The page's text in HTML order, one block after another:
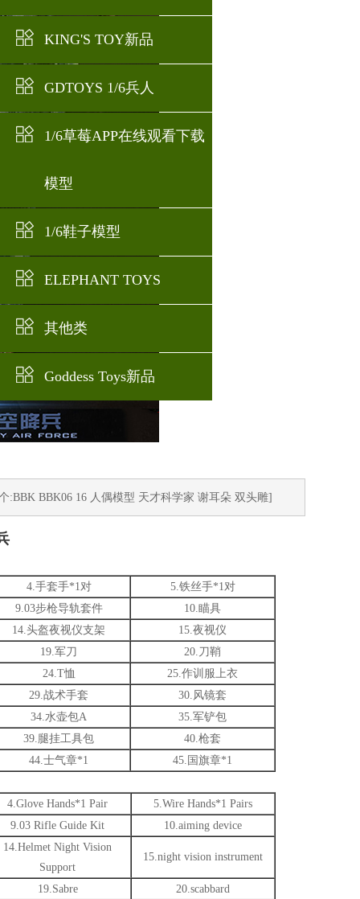
KING'S TOY新品
GDTOYS 1/6兵人
1/6草莓APP在线观看下载
模型
1/6鞋子模型
ELEPHANT TOYS
其他类
Goddess Toys新品
:BBK BBK06 16 人偶模型 天才科学家 谢耳朵 双头雕]
4.手套手*1对
5.铁丝手*1对
9.03步枪导轨套件
10.瞄具
14.头盔夜视仪支架
15.夜视仪
19.军刀
20.刀鞘
24.T恤
25.作训服上衣
29.战术手套
30.风镜套
34.水壶包A
35.军铲包
39.腿挂工具包
40.枪套
44.士气章*1
45.国旗章*1
4.Glove Hands*1 Pair
5.Wire Hands*1 Pairs
9.03 Rifle Guide Kit
10.aiming device
14.Helmet Night Vision
Support
15.night vision instrument
19.Sabre
20.scabbard